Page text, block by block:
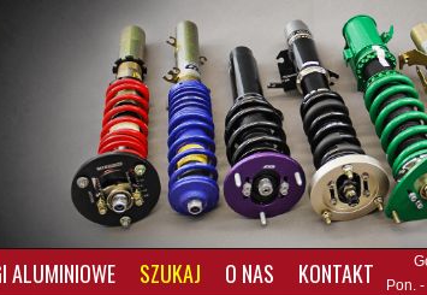
ALUMINIOWE SZUKAJ O NAS KONTAKT
Pon.